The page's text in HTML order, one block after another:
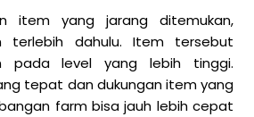
item yang jarang ditemukan,
terlebih dahulu. Item tersebut
pada level yang lebih tinggi.
tepat dan dukungan item yang
farm bisa jauh lebih cepat